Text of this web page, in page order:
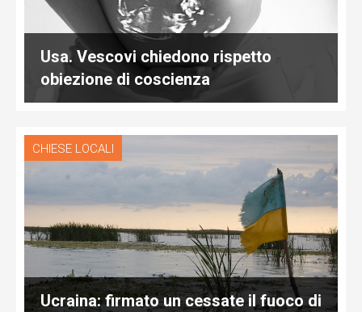
Usa. Vescovi chiedono rispetto
obiezione di coscienza
CHIESE LOCALI
Ucraina: firmato un cessate il fuoco di